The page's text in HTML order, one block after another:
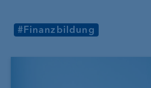
#Finanzbildung